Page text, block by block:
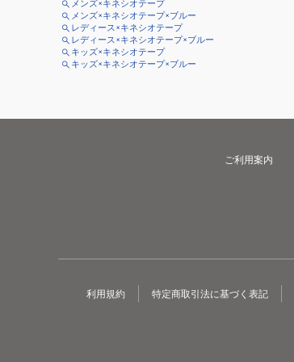
メンズ×キネシオテープ
メンズ×キネシオテープ×ブルー
レディース×キネシオテープ
レディース×キネシオテープ×ブルー
キッズ×キネシオテープ
キッズ×キネシオテープ×ブルー
ご利用案内
利用規約 特定商取引法に基づく表記